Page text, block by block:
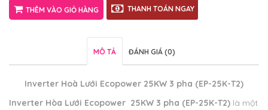
THÊM VÀO GIỎ HÀNG THANH TOÁN NGAY
MÔ TẢ ĐÁNH GIÁ (0)
Inverter Hoà Lưới Ecopower 25KW 3 pha (EP-25K-T2)
Inverter Hòa Lưới Ecopower 25KW 3 pha (EP-25K-T2) là một